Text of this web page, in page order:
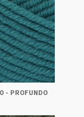
- PROFUNDO